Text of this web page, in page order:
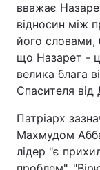
Тема
вважає
відносин між
його словами,
що Назарет -
велика блага
Спасителя від
Патріарх
Махмудом
лідер "є